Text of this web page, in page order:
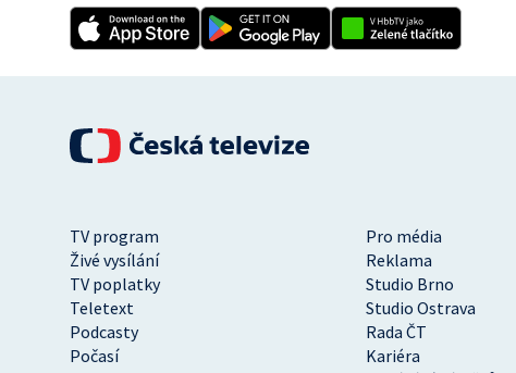
TV program
Pro média
Živé vysílání
Reklama
TV poplatky
Studio Brno
Teletext
Studio Ostrava
Podcasty
Rada ČT
Počasí
Kariéra